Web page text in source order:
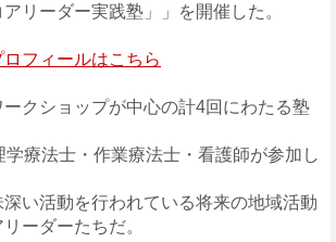
リーダー実践塾」」を開催した。
フィールはこちら
クショップが中心の計4回にわたる塾
療法士・作業療法士・看護師が参加し
深い活動を行われている将来の地域活動
ーダーたちだ。